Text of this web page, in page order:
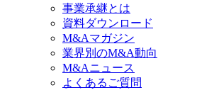
事業承継とは
資料ダウンロード
M&Aマガジン
業界別のM&A動向
M&Aニュース
よくあるご質問